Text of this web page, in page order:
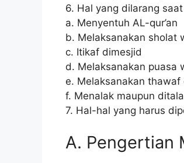
6. Hal yang dilarang
a. Menyentuh AL-qur’an
b. Melaksanakan sholat
c. Itikaf dimesjid
d. Melaksanakan puasa
e. Melaksanakan thawaf
f. Menalak maupun
7. Hal-hal yang harus
A. Pengertian